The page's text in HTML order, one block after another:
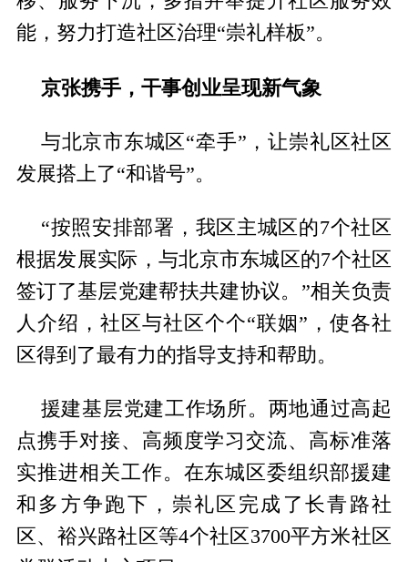
能，努力打造社区治理“崇礼样板”。
京张携手，干事创业呈现新气象
与北京市东城区“牵手”，让崇礼区社区
发展搭上了“和谐号”。
“按照安排部署，我区主城区的7个社区
根据发展实际，与北京市东城区的7个社区
签订了基层党建帮扶共建协议。”相关负责
人介绍，社区与社区个个“联姻”，使各社
区得到了最有力的指导支持和帮助。
援建基层党建工作场所。两地通过高起
点携手对接、高频度学习交流、高标准落
实推进相关工作。在东城区委组织部援建
和多方争跑下，崇礼区完成了长青路社
区、裕兴路社区等4个社区3700平方米社区